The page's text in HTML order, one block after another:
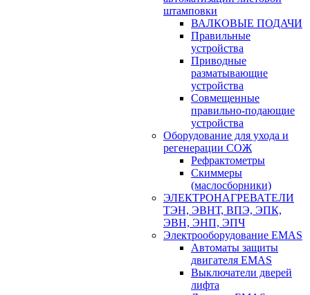
штамповки
ВАЛКОВЫЕ ПОДАЧИ
Правильные
устройства
Приводные
разматывающие
устройства
Совмещенные
правильно-подающие
устройства
Оборудование для ухода и
регенерации СОЖ
Рефрактометры
Скиммеры
(маслосборники)
ЭЛЕКТРОНАГРЕВАТЕЛИ
ТЭН, ЭВНТ, ВПЭ, ЭПК,
ЭВН, ЭНП, ЭПЧ
Электрооборудование EMAS
Автоматы защиты
двигателя EMAS
Выключатели дверей
лифта